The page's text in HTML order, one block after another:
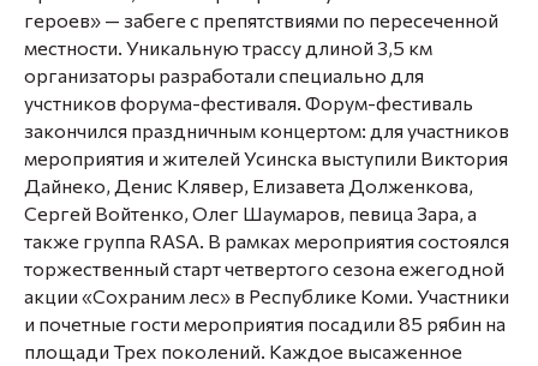
героев» — забеге с препятствиями по пересеченной
местности. Уникальную трассу длиной 3,5 км
организаторы разработали специально для
учстников форума-фестиваля. Форум-фестиваль
закончился праздничным концертом: для участников
мероприятия и жителей Усинска выступили Виктория
Дайнеко, Денис Клявер, Елизавета Долженкова,
Сергей Войтенко, Олег Шаумаров, певица Зара, а
также группа RASA. В рамках мероприятия состоялся
торжественный старт четвертого сезона ежегодной
акции «Сохраним лес» в Республике Коми. Участники
и почетные гости мероприятия посадили 85 рябин на
площади Трех поколений. Каждое высаженное